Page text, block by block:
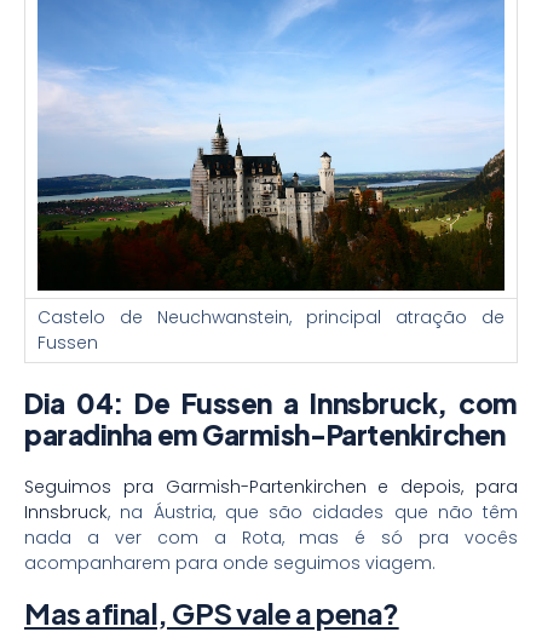
Castelo de Neuchwanstein, principal atração de
Fussen
Dia 04: De Fussen a Innsbruck, com
paradinha emGarmish-Partenkirchen
Seguimos pra Garmish-Partenkirchen e depois, para
Innsbruck, na Áustria, que são cidades que não têm
nada a ver com a Rota, mas é só pra vocês
acompanharem para onde seguimos viagem.
Mas afinal, GPS vale a pena?